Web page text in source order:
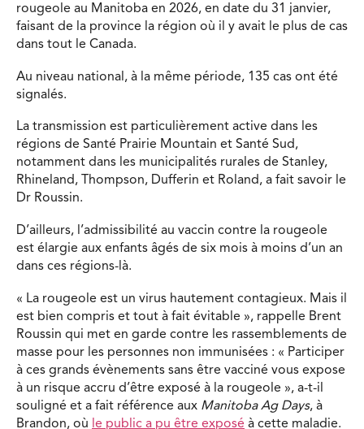
rougeole au Manitoba en 2026, en date du 31 janvier,
faisant de la province la région où il y avait le plus de cas
dans tout le Canada.
Au niveau national, à la même période, 135 cas ont été
signalés.
La transmission est particulièrement active dans les
régions de Santé Prairie Mountain et Santé Sud,
notamment dans les municipalités rurales de Stanley,
Rhineland, Thompson, Dufferin et Roland, a fait savoir le
Dr Roussin.
D’ailleurs, l’admissibilité au vaccin contre la rougeole
est élargie aux enfants âgés de six mois à moins d’un an
dans ces régions-là.
« La rougeole est un virus hautement contagieux. Mais il
est bien compris et tout à fait évitable », rappelle Brent
Roussin qui met en garde contre les rassemblements de
masse pour les personnes non immunisées : « Participer
à ces grands évènements sans être vacciné vous expose
à un risque accru d’être exposé à la rougeole », a-t-il
souligné et a fait référence aux Manitoba Ag Days, à
Brandon, où le public a pu être exposé à cette maladie.